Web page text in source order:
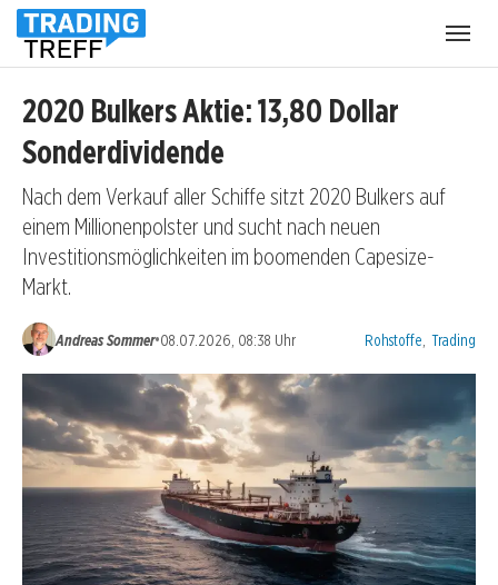
2020 Bulkers Aktie: 13,80 Dollar
Sonderdividende
Nach dem Verkauf aller Schiffe sitzt 2020 Bulkers auf
einem Millionenpolster und sucht nach neuen
Investitionsmöglichkeiten im boomenden Capesize-
Markt.
Andreas Sommer•08.07.2026, 08:38 Uhr Kategorien:
Rohstoffe Trading